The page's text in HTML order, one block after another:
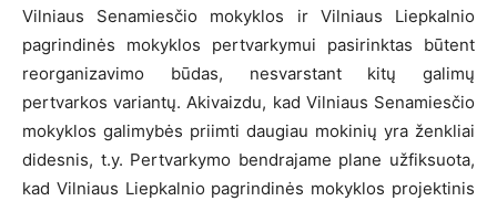
Vilniaus Senamiesčio mokyklos ir Vilniaus Liepkalnio
pagrindinės mokyklos pertvarkymui pasirinktas būtent
reorganizavimo būdas, nesvarstant kitų galimų
pertvarkos variantų. Akivaizdu, kad Vilniaus Senamiesčio
mokyklos galimybės priimti daugiau mokinių yra ženkliai
didesnis, t.y. Pertvarkymo bendrajame plane užfiksuota,
kad Vilniaus Liepkalnio pagrindinės mokyklos projektinis